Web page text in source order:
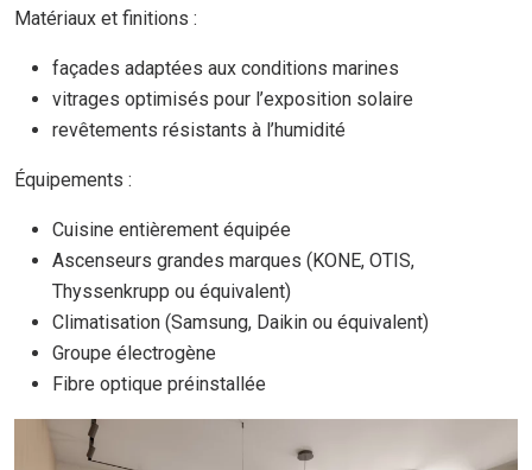
Matériaux et finitions :
façades adaptées aux conditions marines
vitrages optimisés pour l’exposition solaire
revêtements résistants à l’humidité
Équipements :
Cuisine entièrement équipée
Ascenseurs grandes marques (KONE, OTIS,
Thyssenkrupp ou équivalent)
Climatisation (Samsung, Daikin ou équivalent)
Groupe électrogène
Fibre optique préinstallée